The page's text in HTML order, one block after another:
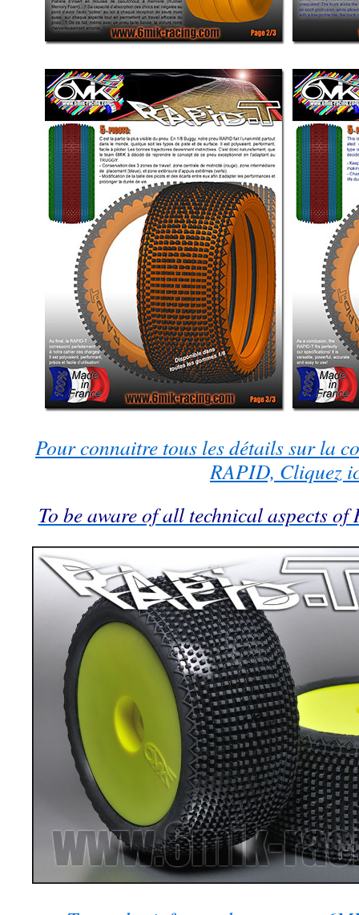
Pour connaitre tous les détails sur la
RAPID, Cliquez
To be aware of all technical aspects